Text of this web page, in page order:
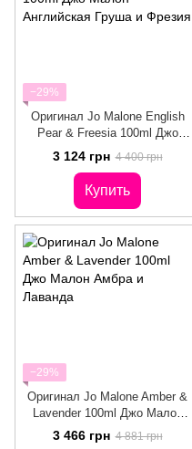
−29%
Оригинал Jo Malone English
Pear & Freesia 100ml Джо
Малон Английская Груша и
Фрезия
3 124 грн 4 400 грн
Купить
−29%
Оригинал Jo Malone Amber &
Lavender 100ml Джо Малон
Амбра и Лаванда
3 466 грн 4 881 грн